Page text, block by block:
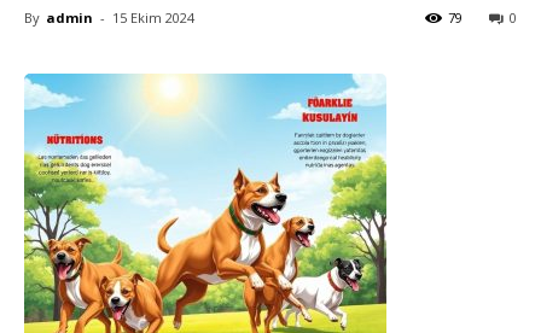
By admin - 15 Ekim 2024 0
79